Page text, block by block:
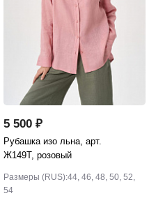
5 500 ₽
Рубашка изо льна, арт.
Ж149Т, розовый
Размеры (RUS):44, 46, 48, 50, 52,
54